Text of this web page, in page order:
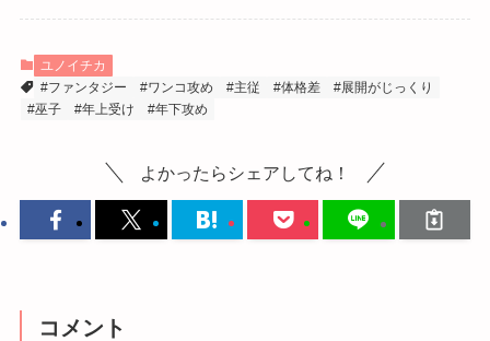
ユノイチカ
#ファンタジー
#ワンコ攻め #主従 #体格差
#展開がじっくり
#巫子
#年上受け #年下攻め
よかったらシェアしてね！
コメント